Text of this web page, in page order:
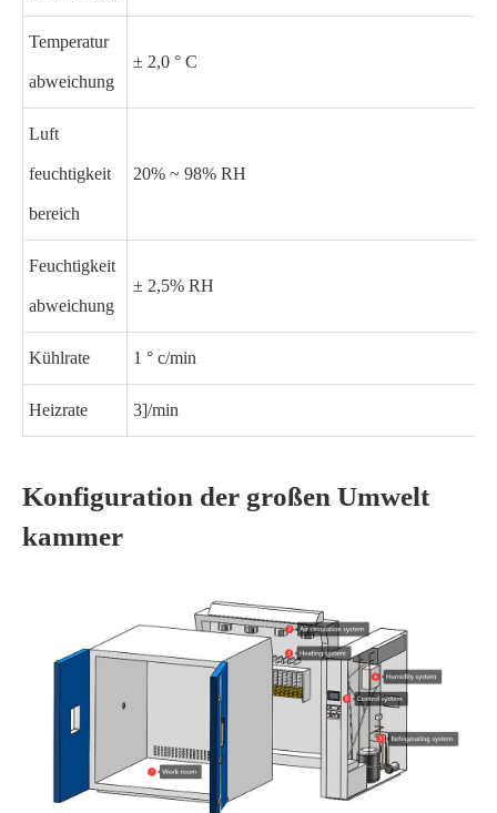
Temperatur
abweichung
± 2,0 ° C
Luft
feuchtigkeit
bereich
20% ~ 98% RH
Feuchtigkeit
abweichung
± 2,5% RH
Kühlrate 1 ° c/min
Heizrate 3]/min
Konfiguration der großen Umwelt
kammer